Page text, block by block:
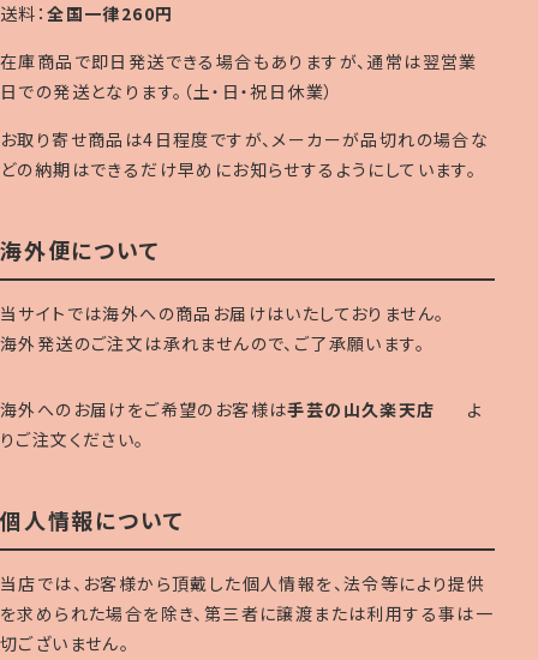
送料：全国一律260円
在庫商品で即日発送できる場合もありますが、通常は翌営業
日での発送となります。（土・日・祝日休業）
お取り寄せ商品は4日程度ですが、メーカーが品切れの場合な
どの納期はできるだけ早めにお知らせするようにしています。
海外便について
当サイトでは海外への商品お届けはいたしておりません。
海外発送のご注文は承れませんので、ご了承願います。
海外へのお届けをご希望のお客様は手芸の山久楽天店
よ
りご注文ください。
個人情報について
当店では、お客様から頂戴した個人情報を、法令等により提供
を求められた場合を除き、第三者に譲渡または利用する事は一
切ございません。